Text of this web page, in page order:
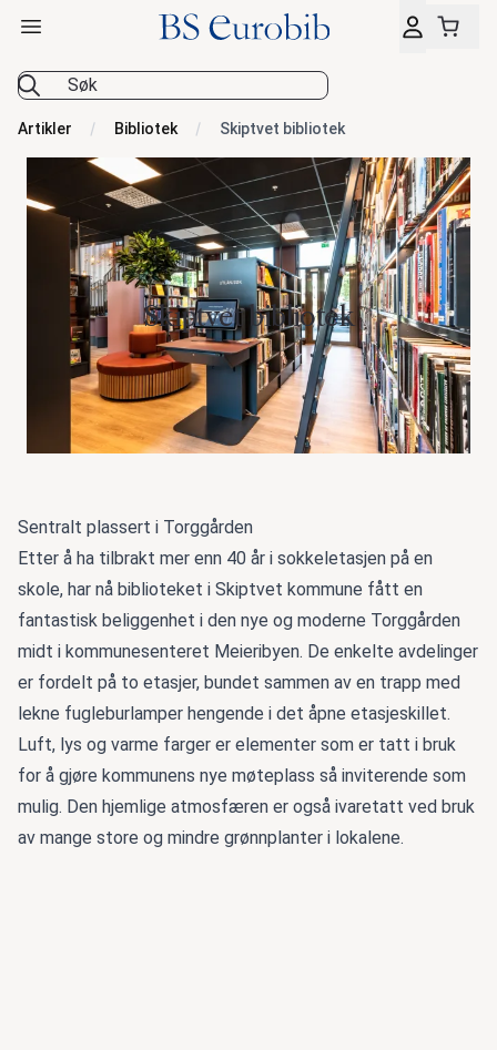
BS Eurobib
Åpne hovedmeny
Artikler Bibliotek Skiptvet bibliotek
Skiptvet bibliotek
Sentralt plassert i Torggården
Etter å ha tilbrakt mer enn 40 år i sokkeletasjen på en
skole, har nå biblioteket i Skiptvet kommune fått en
fantastisk beliggenhet i den nye og moderne Torggården
midt i kommunesenteret Meieribyen. De enkelte avdelinger
er fordelt på to etasjer, bundet sammen av en trapp med
lekne fugleburlamper hengende i det åpne etasjeskillet.
Luft, lys og varme farger er elementer som er tatt i bruk
for å gjøre kommunens nye møteplass så inviterende som
mulig. Den hjemlige atmosfæren er også ivaretatt ved bruk
av mange store og mindre grønnplanter i lokalene.